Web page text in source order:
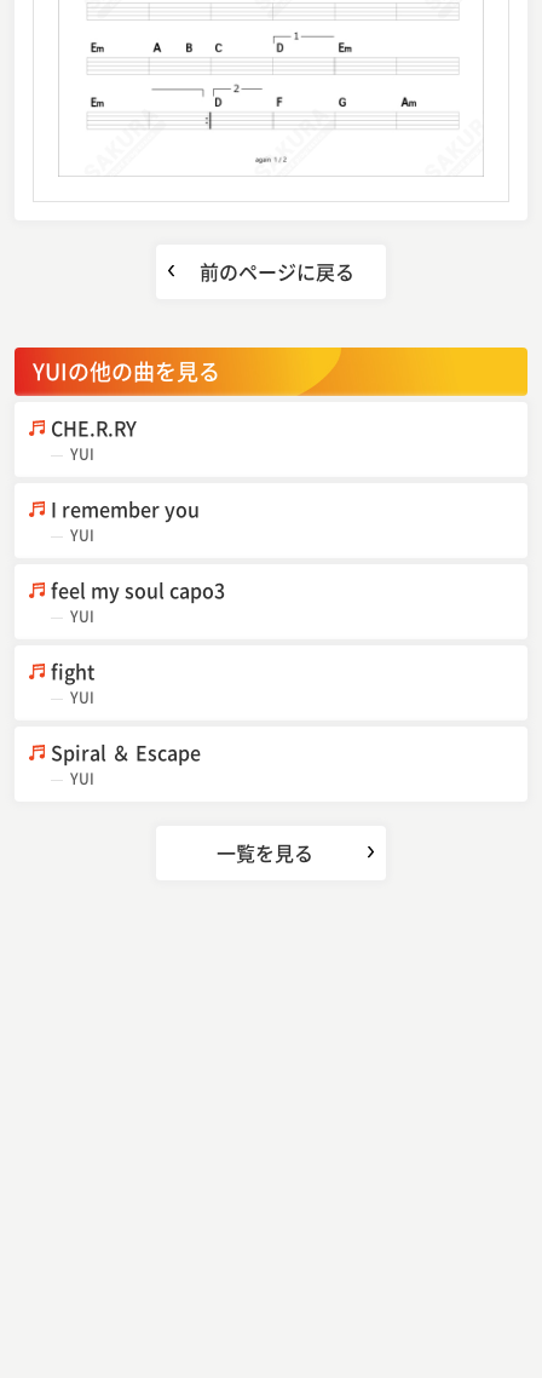
前のページに戻る
YUIの他の曲を見る
CHE.R.RY
YUI
I remember you
YUI
feel my soul capo3
YUI
fight
YUI
Spiral ＆ Escape
YUI
一覧を見る